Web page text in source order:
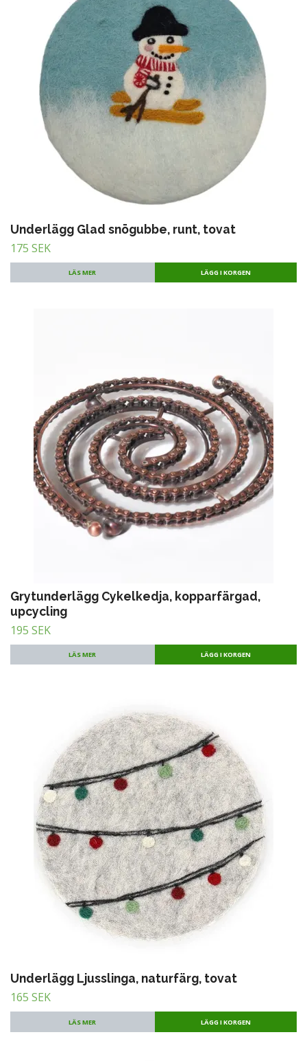
Underlägg Glad snögubbe, runt, tovat
175 SEK
LÄS MER
Grytunderlägg Cykelkedja, kopparfärgad,
upcycling
195 SEK
LÄS MER
Underlägg Ljusslinga, naturfärg, tovat
165 SEK
LÄS MER